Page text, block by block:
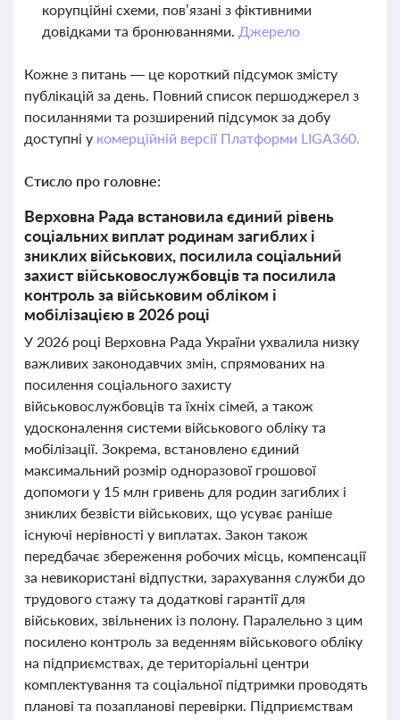
корупційні схеми, пов’язані з фіктивними
довідками та бронюваннями. Джерело
Кожне з питань — це короткий підсумок змісту
публікацій за день. Повний список першоджерел з
посиланнями та розширений підсумок за добу
доступні у комерційній версії Платформи LIGA360.
Стисло про головне:
Верховна Рада встановила єдиний рівень
соціальних виплат родинам загиблих і
зниклих військових, посилила соціальний
захист військовослужбовців та посилила
контроль за військовим обліком і
мобілізацією в 2026 році
У 2026 році Верховна Рада України ухвалила низку
важливих законодавчих змін, спрямованих на
посилення соціального захисту
військовослужбовців та їхніх сімей, а також
удосконалення системи військового обліку та
мобілізації. Зокрема, встановлено єдиний
максимальний розмір одноразової грошової
допомоги у 15 млн гривень для родин загиблих і
зниклих безвісти військових, що усуває раніше
існуючі нерівності у виплатах. Закон також
передбачає збереження робочих місць, компенсації
за невикористані відпустки, зарахування служби до
трудового стажу та додаткові гарантії для
військових, звільнених із полону. Паралельно з цим
посилено контроль за веденням військового обліку
на підприємствах, де територіальні центри
комплектування та соціальної підтримки проводять
планові та позапланові перевірки. Підприємствам